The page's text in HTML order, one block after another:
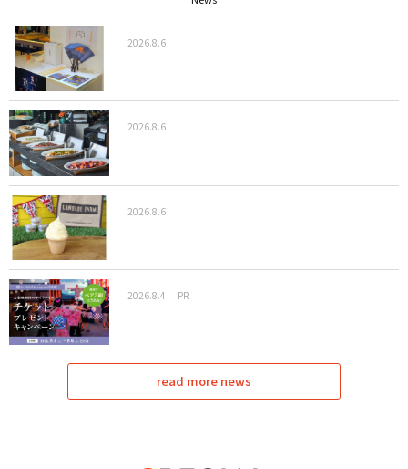
2026.8.6
2026.8.6
2026.8.6
2026.8.4 PR
read more news